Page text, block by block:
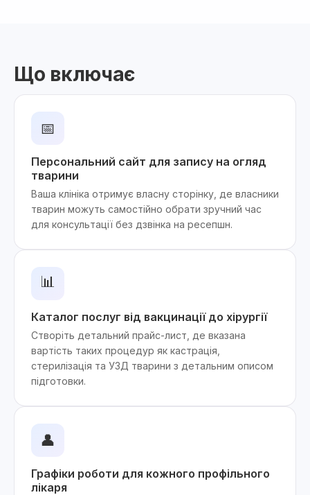
Що включає
📅
Персональний сайт для запису на огляд
тварини
Ваша клініка отримує власну сторінку, де власники
тварин можуть самостійно обрати зручний час
для консультації без дзвінка на ресепшн.
📊
Каталог послуг від вакцинації до хірургії
Створіть детальний прайс-лист, де вказана
вартість таких процедур як кастрація,
стерилізація та УЗД тварини з детальним описом
підготовки.
👤
Графіки роботи для кожного профільного
лікаря